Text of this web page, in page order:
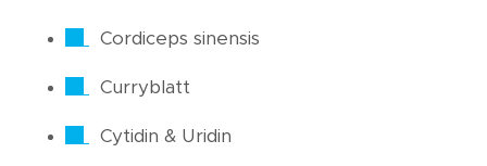
Cordiceps sinensis
Curryblatt
Cytidin & Uridin